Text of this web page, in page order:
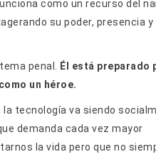
como un recurso del
su poder, presencia y
penal.
Él está preparado
un héroe.
tecnología va siendo
demanda cada vez mayor
la vida pero que no